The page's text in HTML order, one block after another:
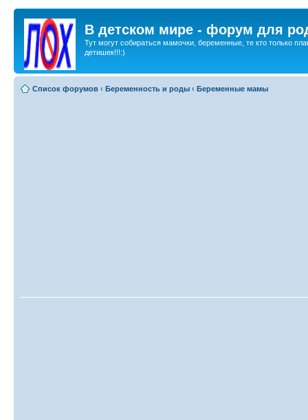
В детском мире - форум для
Тут могут собираться мамочки, беременные, те кто только
детишек!!!:)
Список форумов ‹ Беременность и роды ‹ Беременные мамы